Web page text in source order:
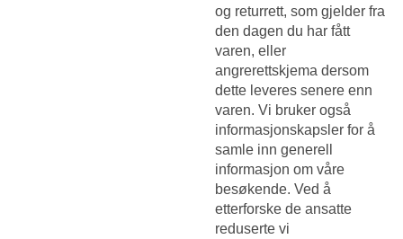
og returrett, som gjelder fra
den dagen du har fått
varen, eller
angrerettskjema dersom
dette leveres senere enn
varen. Vi bruker også
informasjonskapsler for å
samle inn generell
informasjon om våre
besøkende. Ved å
etterforske de ansatte
reduserte vi